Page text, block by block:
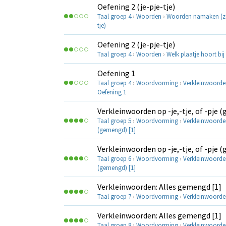
Oefening 2 (je-pje-tje)
Taal groep 4› Woorden › Woorden namaken
tje)
Oefening 2 (je-pje-tje)
Taal groep 4› Woorden › Welk plaatje hoort
Oefening 1
Taal groep 4› Woordvorming ›
Oefening 1
Verkleinwoorden op -je,-tje, of -pje
Taal groep 5 › Woordvorming ›
(gemengd) [1]
Verkleinwoorden op -je,-tje, of -pje
Taal groep 6 › Woordvorming ›
(gemengd) [1]
Verkleinwoorden: Alles gemengd [1]
Taal groep 7 › Woordvorming ›
Verkleinwoorden: Alles gemengd [1]